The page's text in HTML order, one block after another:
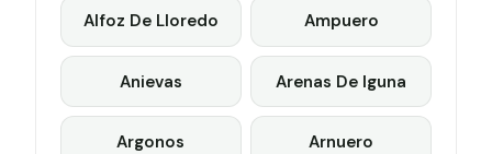
Alfoz De Lloredo Ampuero
Anievas Arenas De Iguna
Argonos Arnuero